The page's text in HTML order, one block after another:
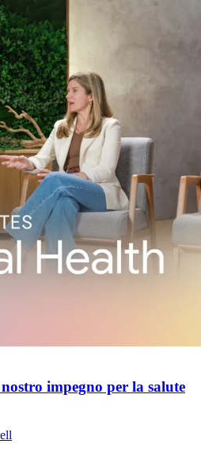
impegno per la salute